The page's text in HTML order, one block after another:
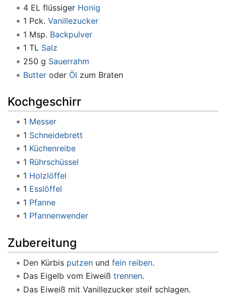
4 EL flüssiger Honig
1 Pck. Vanillezucker
1 Msp. Backpulver
1 TL Salz
250 g Sauerrahm
Butteroder Öl zum Braten
Kochgeschirr
1 Messer
1 Schneidebrett
1 Küchenreibe
1 Rührschüssel
1 Holzlöffel
1 Esslöffel
1 Pfanne
1 Pfannenwender
Zubereitung
Den Kürbis putzenund fein reiben.
Das Eigelb vom Eiweiß trennen.
Das Eiweiß mit Vanillezucker steif schlagen.